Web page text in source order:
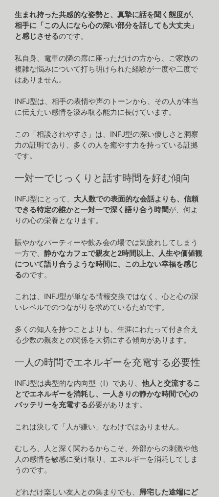
生まれ持った共感的な姿勢と、真摯に話を聞く態度が、
相手に「この人になら心の深い部分を話しても大丈夫」
と感じさせるのです。
私自身、電車の隣の席に座っただけの方から、ご家族の
複雑な悩みについて打ち明けられた経験が一度や二度で
はありません。
INFJ型は、相手の表情や声のトーンから、その人が本当
に伝えたい感情を汲み取る能力に長けています。
この「相談されやすさ」は、INFJ型の深い優しさと洞察
力の証明であり、多くの人を癒やす力を持っている証拠
です。
一対一でじっくりと話す時間を好む傾向
INFJ型にとって、 大人数での表面的な会話よりも、信頼
できる特定の誰かと一対一で深く語り合う時間が、何よ
りの心の栄養となります。
賑やかなパーティーや飲み会の場では気疲れしてしまう
一方で、 静かなカフェで親友と2時間以上、人生や価値観
について語り合うような時間に、この上ない幸福を感じ
るのです。
これは、INFJ型が単なる情報交換ではなく、心と心の深
いレベルでのつながりを求めているためです。
多くの知人を持つことよりも、生涯にわたって付き合え
る少数の親友との関係を大切にする傾向があります。
一人の時間でエネルギーを充電する必要性
INFJ型は典型的な内向型（I）であり、 他人と交流するこ
とでエネルギーを消耗し、一人きりの静かな時間で心の
バッテリーを充電する必要があります。
これは決して「人が嫌い」なわけではありません。
むしろ、人と深く関わるからこそ、外部からの刺激や他
人の感情を敏感に受け取り、エネルギーを消耗してしま
うのです。
どれだけ楽しい友人との集まりでも、 帰宅した途端にど